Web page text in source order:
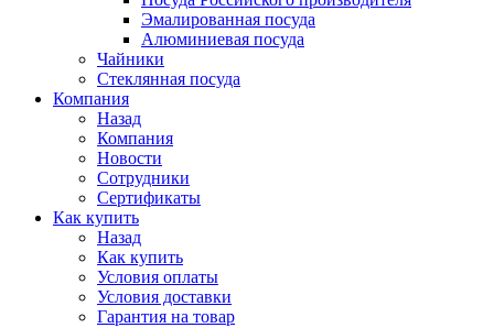
Эмалированная посуда
Алюминиевая посуда
Чайники
Стеклянная посуда
Компания
Назад
Компания
Новости
Сотрудники
Сертификаты
Как купить
Назад
Как купить
Условия оплаты
Условия доставки
Гарантия на товар